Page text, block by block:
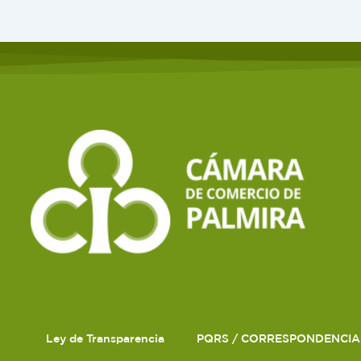
Ley de Transparencia PQRS / CORRESPONDENCIA